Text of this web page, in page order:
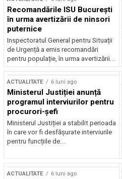
Recomandările ISU București
în urma avertizării de ninsori
puternice
Inspectoratul General pentru Situații
de Urgență a emis recomandări
pentru populație, în urma avertizării...
ACTUALITATE 6 luni ago
Ministerul Justiției anunță
programul interviurilor pentru
procurori-șefi
Ministerul Justiției a stabilit perioada
în care vor fi desfășurate interviurile
pentru funcțiile de...
ACTUALITATE 6 luni ago